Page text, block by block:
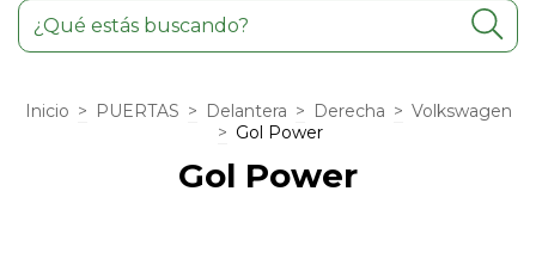
Inicio > PUERTAS > Delantera > Derecha > Volkswagen
> Gol Power
Gol Power